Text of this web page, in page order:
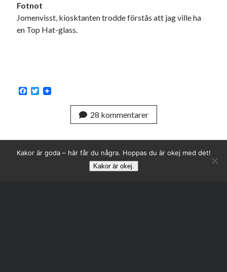
Fotnot
Jomenvisst, kiosktanten trodde förstås att jag ville ha
en Top Hat-glass.
F
o
T
r
28 kommentarer
Kakor är goda – här får du några. Hoppas du är okej med det!
Kakor är okej.